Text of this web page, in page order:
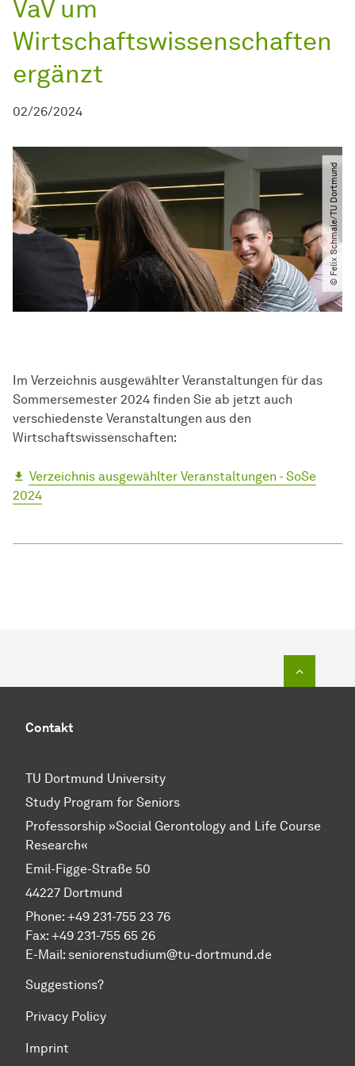
VaV um
Wirtschaftswissenschaften
ergänzt
02/26/2024
© Felix Schmale​/​TU Dortmund
Im Verzeichnis ausgewählter Veranstaltungen für das
Sommersemester 2024 finden Sie ab jetzt auch
verschiedenste Veranstaltungen aus den
Wirtschaftswissenschaften:
Verzeichnis ausgewählter Veranstaltungen - SoSe
2024
Contakt
TU Dortmund University
Study Program for Seniors
Professorship »Social Gerontology and Life Course
Research«
Emil-Figge-Straße 50
44227 Dortmund
Phone: +49 231-755 23 76
Fax: +49 231-755 65 26
E-Mail: seniorenstudium@tu-dortmund.de
Suggestions?
Privacy Policy
Imprint